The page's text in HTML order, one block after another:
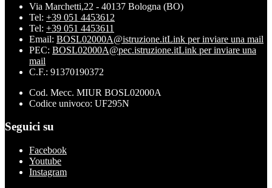
Via Marchetti,22 - 40137 Bologna (BO)
Tel: +39 051 4453612
Tel: +39 051 4453611
Email: BOSL02000A@istruzione.itLink per inviare una mail
PEC: BOSL02000A@pec.istruzione.itLink per inviare una
mail
C.F.: 91370190372
Cod. Mecc. MIUR BOSL02000A
Codice univoco: UF295N
Seguici su
Facebook
Youtube
Instagram